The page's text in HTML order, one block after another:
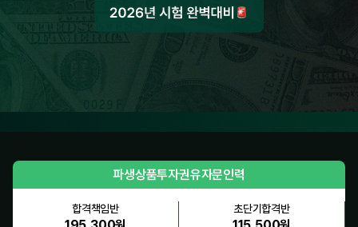
파생상품투자권유자문인력
합격책임반 초단기합격반